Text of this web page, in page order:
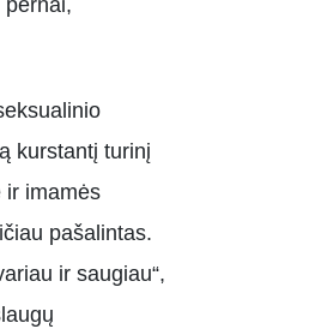
kurstantį turinį
ir imamės
pašalintas.
ir saugiau“,